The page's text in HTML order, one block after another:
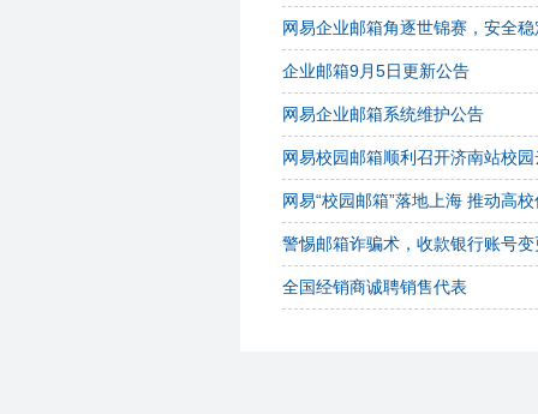
网易企业邮箱角逐世锦赛，安全
企业邮箱9月5日更新公告
网易企业邮箱系统维护公告
网易校园邮箱顺利召开济南站校
网易“校园邮箱”落地上海 推动高
警惕邮箱诈骗术，收款银行账号
全国经销商诚聘销售代表